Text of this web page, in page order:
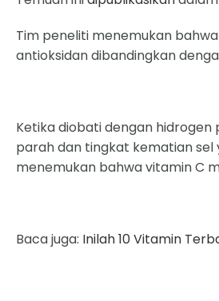
Tim peneliti menemukan
antioksidan dibandingkan
Ketika diobati dengan hidrogen
parah dan tingkat kematian sel
menemukan bahwa vitamin C
Baca juga: Inilah 10 Vitamin